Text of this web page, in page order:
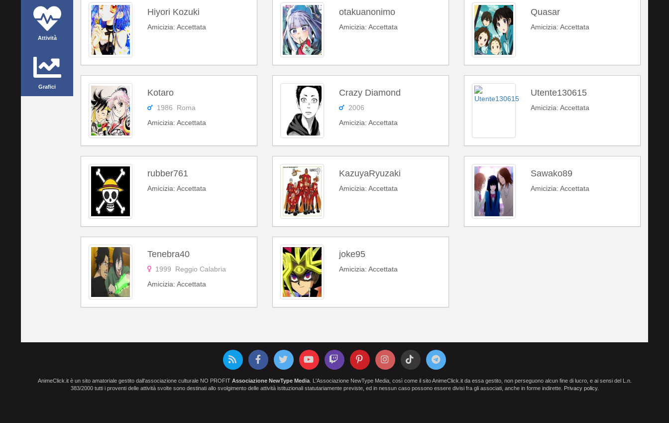
Attività
Grafici
Hiyori Kozuki
Amicizia: Accettata
otakuanonimo
Amicizia: Accettata
Quasar
Amicizia: Accettata
Kotaro
1986 Roma
Amicizia: Accettata
Crazy Diamond
2006
Amicizia: Accettata
Utente130615
Amicizia: Accettata
rubber761
Amicizia: Accettata
KazuyaRyuzaki
Amicizia: Accettata
Sawako89
Amicizia: Accettata
Tenebra40
1999 Reggio Calabria
Amicizia: Accettata
joke95
Amicizia: Accettata
AnimeClick.it è un sito amatoriale gestito dall'associazione culturale NO PROFIT Associazione NewType Media. L'Associazione NewType Media, così come il sito AnimeClick.it da essa gestito, non perseguono alcun fine di lucro, e ai sensi del L.n.
383/2000 tutti i proventi delle attività svolte sono destinati allo svolgimento delle attività istituzionali statutariamente previste, ed in nessun caso possono essere divisi fra gli associati, anche in forme indirette. Privacy policy.